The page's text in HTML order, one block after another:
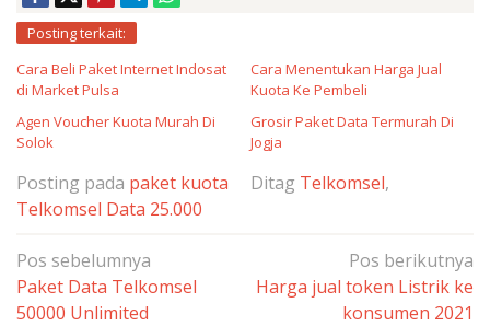
Posting terkait:
Cara Beli Paket Internet Indosat
di Market Pulsa
Cara Menentukan Harga Jual
Kuota Ke Pembeli
Agen Voucher Kuota Murah Di
Solok
Grosir Paket Data Termurah Di
Jogja
Posting pada paket kuota Ditag Telkomsel,
Telkomsel Data 25.000
Navigasi
pos
Pos sebelumnya
Paket Data Telkomsel
50000 Unlimited
Pos berikutnya
Harga jual token Listrik ke
konsumen 2021